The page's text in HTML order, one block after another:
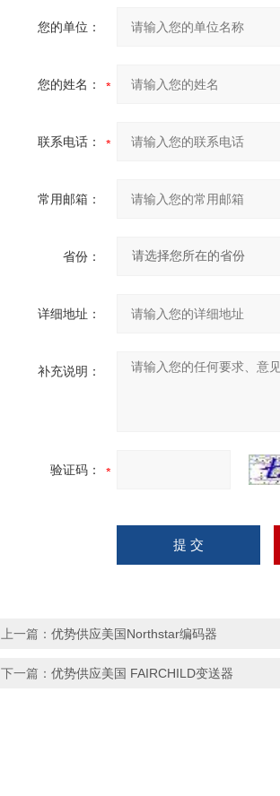
您的单位：
您的姓名：
联系电话：
常用邮箱：
省份：
详细地址：
补充说明：
验证码：
上一篇： 优势供应美国Northstar编码器
下一篇： 优势供应美国 FAIRCHILD变送器